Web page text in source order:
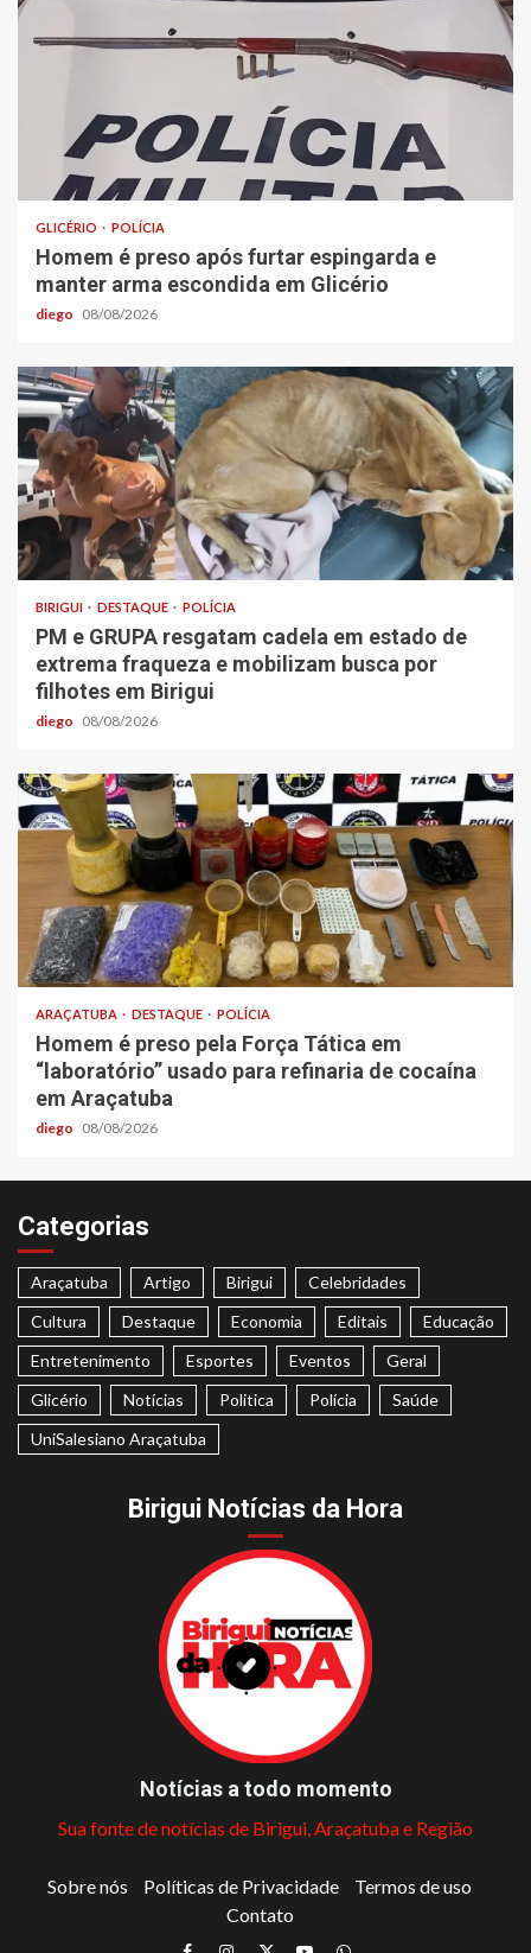
GLICÉRIO POLÍCIA
Homem é preso após furtar espingarda e
manter arma escondida em Glicério
diego 08/08/2026
BIRIGUI DESTAQUE POLÍCIA
PM e GRUPA resgatam cadela em estado de
extrema fraqueza e mobilizam busca por
filhotes em Birigui
diego 08/08/2026
ARAÇATUBA DESTAQUE POLÍCIA
Homem é preso pela Força Tática em
“laboratório” usado para refinaria de cocaína
em Araçatuba
diego 08/08/2026
Categorias
Araçatuba Artigo Birigui
Celebridades
Cultura
Destaque Economia Editais
Educação
Entretenimento
Esportes Eventos
Geral
Glicério
Notícias Politica Polícia
Saúde
UniSalesiano Araçatuba
Birigui Notícias da Hora
Notícias a todo momento
Sua fonte de notícias de Birigui, Araçatuba e Região
Sobre nós Políticas de Privacidade
Termos de uso
Contato